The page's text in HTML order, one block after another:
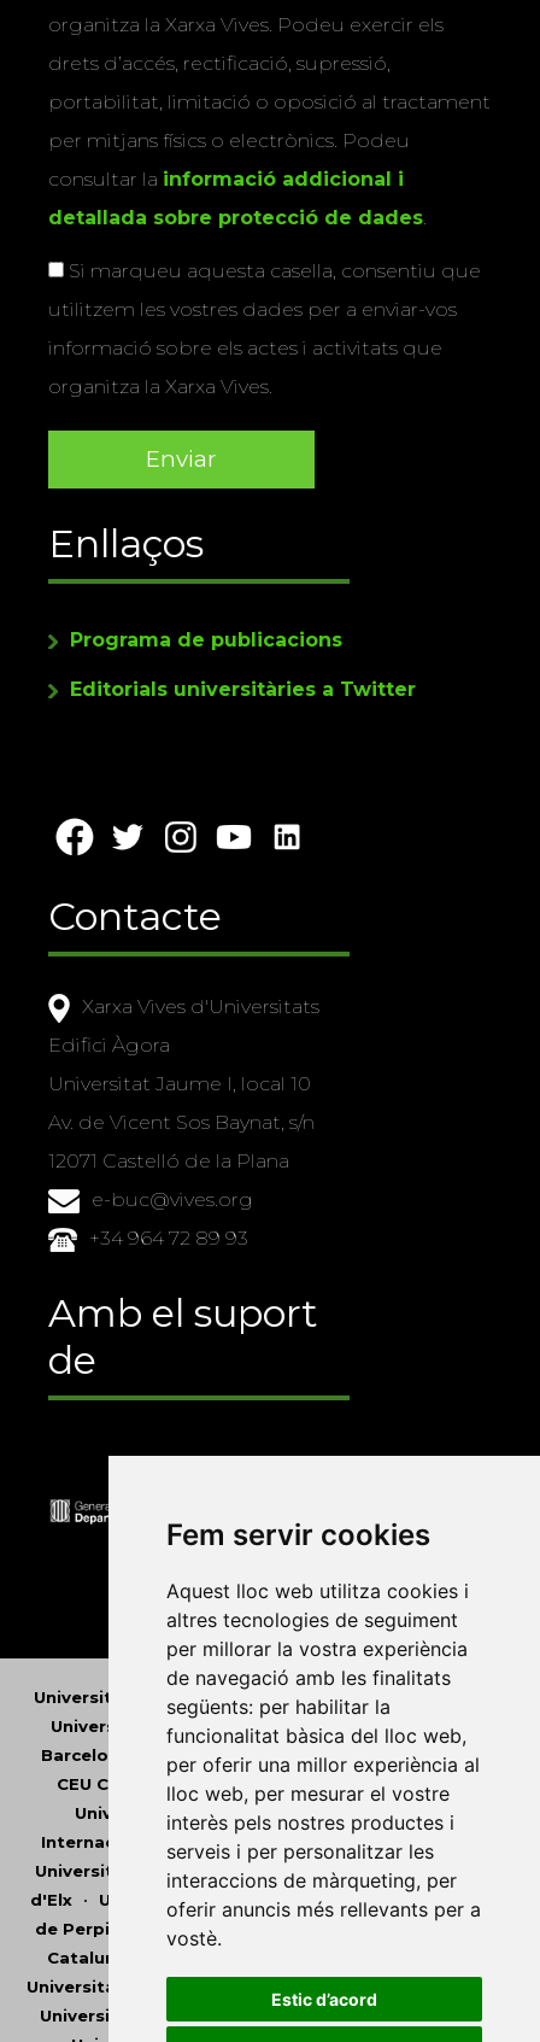
Fem servir cookies
Aquest lloc web utilitza cookies i
altres tecnologies de seguiment
per millorar la vostra experiència
de navegació amb les finalitats
següents: per habilitar la
funcionalitat bàsica del lloc web,
per oferir una millor experiència al
lloc web, per mesurar el vostre
interès pels nostres productes i
serveis i per personalitzar les
interaccions de màrqueting, per
oferir anuncis més rellevants per a
vostè.
Estic d’acord
organitza la Xarxa Vives. Podeu exercir els
drets d’accés, rectificació, supressió,
portabilitat, limitació o oposició al tractament
per mitjans físics o electrònics. Podeu
consultar la informació addicional i
detallada sobre protecció de dades.
Si marqueu aquesta casella, consentiu que
utilitzem les vostres dades per a enviar-vos
informació sobre els actes i activitats que
organitza la Xarxa Vives.
Enllaços
Programa de publicacions
Editorials universitàries a Twitter
Contacte
Xarxa Vives d'Universitats
Edifici Àgora
Universitat Jaume I, local 10
Av. de Vicent Sos Baynat, s/n
12071 Castelló de la Plana
e-buc@vives.org
+34 964 72 89 93
Amb el suport
de
Universitat Abat Oliba CEU •Universitat d'Alacant
Universitat d'Andorra
•
Universitat Autònoma de
Barcelona
Universitat de Barcelona
Universitat
CEU Cardenal Herrera
Universitat de Girona
Universitat de les Illes Balears
Universitat
Internacional de Catalunya
Universitat Jaume I
Universitat de Lleida
• Universitat Miguel Hernández
d'Elx• Universitat Oberta de Catalunya •Universitat
de Perpinyà Via Domitia
Catalunya
Universitat Pompeu Fabra
Universitat Rovira i Virgili
•